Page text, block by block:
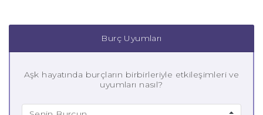
Burç Uyumları
Aşk hayatında burçların birbirleriyle etkileşimleri ve
uyumları nasıl?